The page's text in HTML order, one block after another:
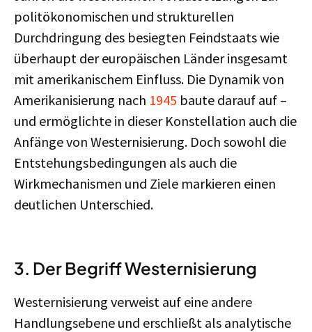
politökonomischen und strukturellen
Durchdringung des besiegten Feindstaats wie
überhaupt der europäischen Länder insgesamt
mit amerikanischem Einfluss. Die Dynamik von
Amerikanisierung nach 1945 baute darauf auf –
und ermöglichte in dieser Konstellation auch die
Anfänge von Westernisierung. Doch sowohl die
Entstehungsbedingungen als auch die
Wirkmechanismen und Ziele markieren einen
deutlichen Unterschied.
3. Der Begriff Westernisierung
Westernisierung verweist auf eine andere
Handlungsebene und erschließt als analytische